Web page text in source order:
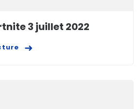
3 juillet 2022